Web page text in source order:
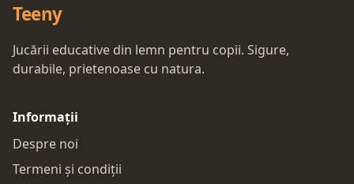
Teeny
Jucării educative din lemn pentru copii. Sigure,
durabile, prietenoase cu natura.
Informații
Despre noi
Termeni și condiții